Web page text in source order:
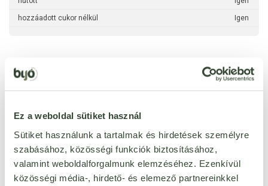
Ez a weboldal sütiket használ
Sütiket használunk a tartalmak és hirdetések személyre
szabásához, közösségi funkciók biztosításához,
valamint weboldalforgalmunk elemzéséhez. Ezenkívül
közösségi média-, hirdető- és elemező partnereinkkel
hozzáadott cukor nélkül Igen
ÉRTÉKELÉST ÍROK
Ennyi csillagot adok